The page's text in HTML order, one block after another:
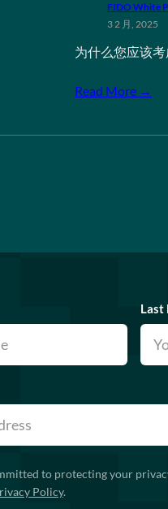
FIDO White
3 2 月, 2025
为什么您应该
Read More →
Last
to protecting your
Policy.